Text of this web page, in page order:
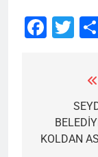
KOLDAN